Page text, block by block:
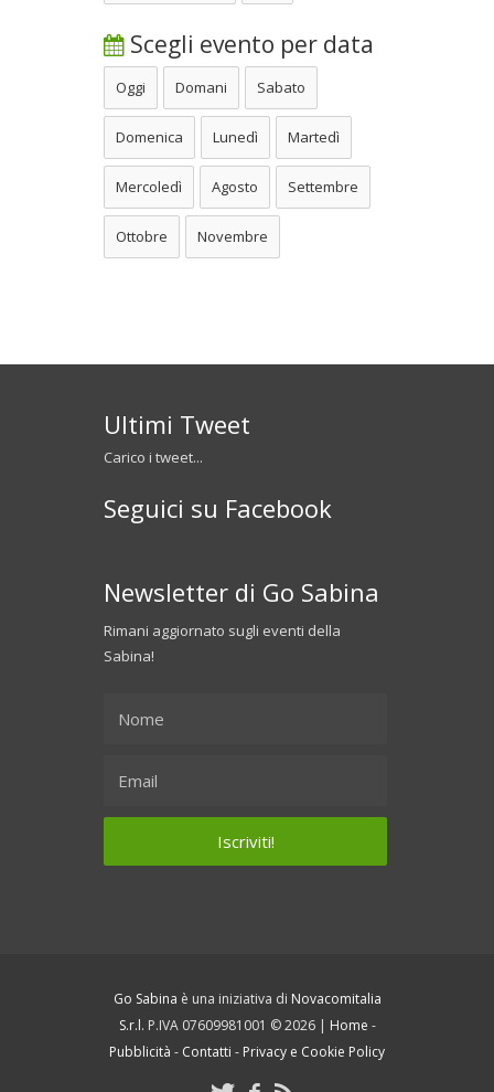
Scegli evento per data
Oggi Domani Sabato
Domenica Lunedì Martedì
Mercoledì Agosto Settembre
Ottobre Novembre
Ultimi Tweet
Carico i tweet...
Seguici su Facebook
Newsletter di Go Sabina
Rimani aggiornato sugli eventi della
Sabina!
Go Sabina è una iniziativa di Novacomitalia
S.r.l. P.IVA 07609981001 © 2026 | Home -
Pubblicità - Contatti - Privacy e Cookie Policy